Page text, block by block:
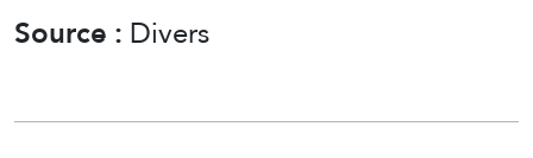
Source :Divers